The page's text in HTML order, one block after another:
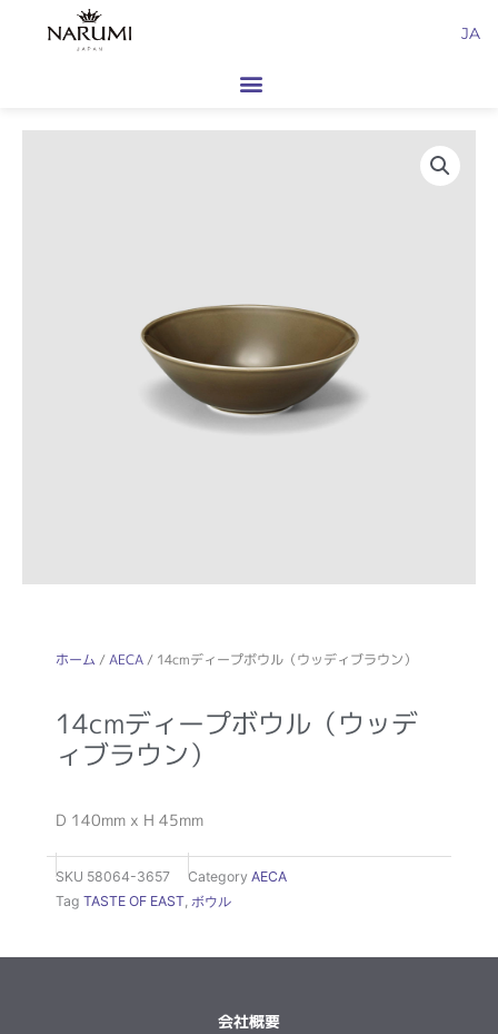
JA
ホーム /AECA/ 14cmディープボウル（ウッディブラウン）
14cmディープボウル（ウッデ
ィブラウン）
D 140mm x H 45mm
SKU 58064-3657 Category AECA
Tag TASTE OF EAST ボウル
会社概要